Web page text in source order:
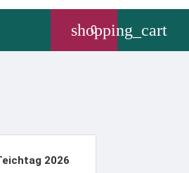
shopping_cart
0